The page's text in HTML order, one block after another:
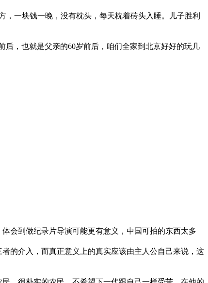
一块钱一晚，没有枕头，每天枕着砖头入睡。儿子胜利
后，也就是父亲的60岁前后，咱们全家到北京好好的玩几
会到做纪录片导演可能更有意义，中国可拍的东西太多
的介入，而真正意义上的真实应该由主人公自己来说，这